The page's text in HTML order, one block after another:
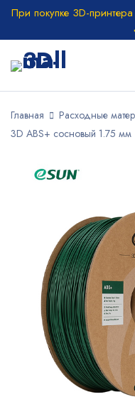
При покупке 3D-
Главная Расходные
3D ABS+ сосновый 1.75 мм